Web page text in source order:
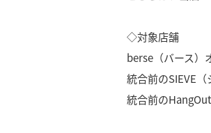
◇対象店舗
berse（バース）
統合前のSIEVE
統合前の